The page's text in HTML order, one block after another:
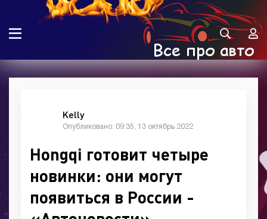
Kelly
Опубликовано: 09:35, 13 октябрь 2022
Hongqi готовит четыре
новинки: они могут
появиться в России -